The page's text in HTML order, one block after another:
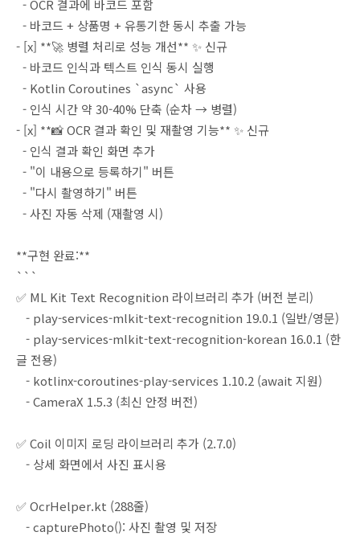
- OCR 결과에 바코드 포함
- 바코드 + 상품명 + 유통기한 동시 추출 가능
- [x] **🚀 병렬 처리로 성능 개선** ✨ 신규
- 바코드 인식과 텍스트 인식 동시 실행
- Kotlin Coroutines `async` 사용
- 인식 시간 약 30-40% 단축 (순차 → 병렬)
- [x] **📸 OCR 결과 확인 및 재촬영 기능** ✨ 신규
- 인식 결과 확인 화면 추가
- "이 내용으로 등록하기" 버튼
- "다시 촬영하기" 버튼
- 사진 자동 삭제 (재촬영 시)
**구현 완료:**
```
✅ ML Kit Text Recognition 라이브러리 추가 (버전 분리)
- play-services-mlkit-text-recognition 19.0.1 (일반/영문)
- play-services-mlkit-text-recognition-korean 16.0.1 (한
글 전용)
- kotlinx-coroutines-play-services 1.10.2 (await 지원)
- CameraX 1.5.3 (최신 안정 버전)
✅ Coil 이미지 로딩 라이브러리 추가 (2.7.0)
- 상세 화면에서 사진 표시용
✅ OcrHelper.kt (288줄)
- capturePhoto(): 사진 촬영 및 저장